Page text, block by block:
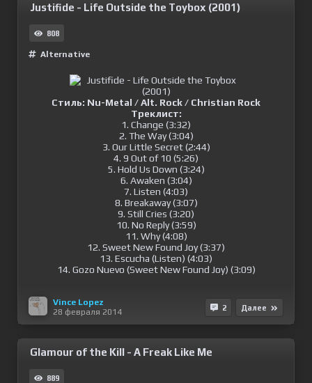
Justifide - Life Outside the Toybox (2001)
808
Alternative
Стиль: Nu-Metal / Alt. Rock / Christian Rock
Треклист:
1. Change (3:32)
2. The Way (3:04)
3. Our Little Secret (2:44)
4. 9 Out of 10 (5:26)
5. Hold Us Down (3:24)
6. Awaken (3:04)
7. Listen (4:03)
8. Breakaway (3:07)
9. Still Cries (3:20)
10. No Reply (3:59)
11. Why (4:08)
12. Sweet New Found Joy (3:37)
13. Escucha (Listen) (4:03)
14. Gozo Nuevo (Sweet New Found Joy) (3:09)
Vince Lopez
28 февраля 2014
2 Далее
Glamour of the Kill - A Freak Like Me
889